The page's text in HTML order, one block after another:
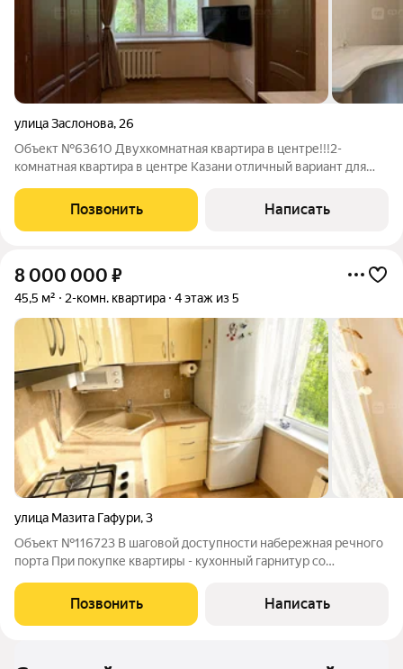
улица Заслонова, 26
Объект №63610 Двухкомнатная квартира в центре!!!2-
комнатная квартира в центре Казани отличный вариант для
первом этаже кирпичного дома. Главное преимущество окна
выходят в закрытый зелёный
Позвонить Написать
8 000 000 ₽
45,5 м² 2-комн. квартира 4 этаж из 5
улица Мазита Гафури,3
Объект №116723 В шаговой доступности набережная речного
порта При покупке квартиры - кухонный гарнитур со
купэ в зале и шкаф в спальне , застекленный
отремонтированный балкон - в подарок .
Позвонить Написать